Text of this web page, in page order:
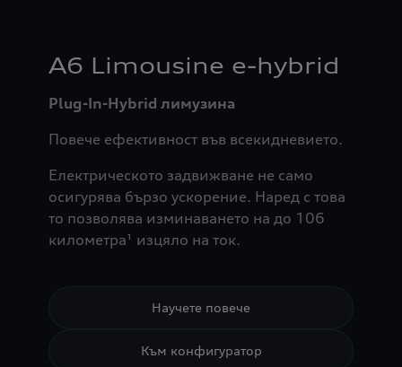
A6 Limousine e-hybrid
Plug-In-Hybrid лимузина
Повече ефективност във всекидневието.
Електрическото задвижване не само
осигурява бързо ускорение. Наред с това
то позволява изминаването на до 106
километра¹ изцяло на ток.
Научете повече
Към конфигуратор